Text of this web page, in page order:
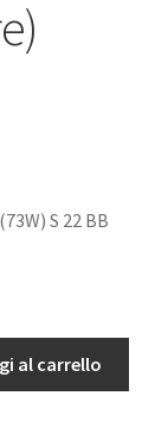
S 22 BB
al carrello